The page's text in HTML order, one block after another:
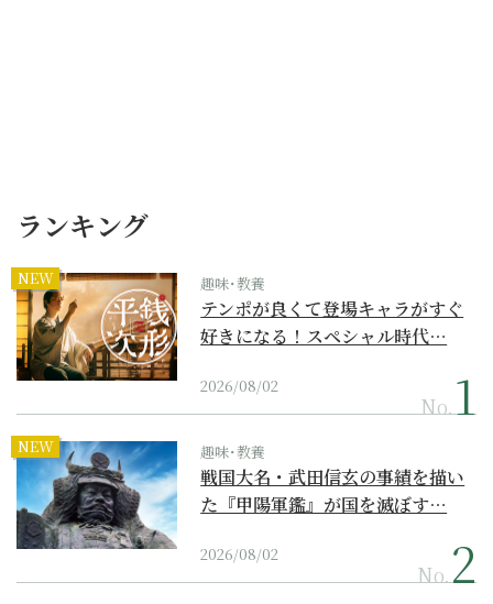
ランキング
NEW 趣味･教養
テンポが良くて登場キャラがすぐ
好きになる！スペシャル時代…
2026/08/02
No.
NEW 趣味･教養
戦国大名・武田信玄の事績を描い
た『甲陽軍鑑』が国を滅ぼす…
2026/08/02
No.